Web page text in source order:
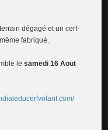
dégagé et un cerf-
fabriqué.
lesamedi 16 Aout